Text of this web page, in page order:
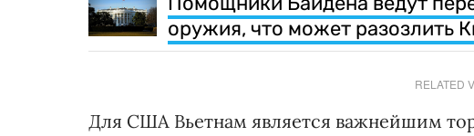
оружия, что может разозлить
RELATED
Для США Вьетнам является важнейшим